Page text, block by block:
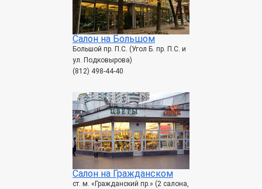
Салон на Большом
Большой пр. П.С. (Угол Б. пр. П.С. и
ул. Подковырова)
(812) 498-44-40
Салон на Гражданском
ст. м. «Гражданский пр.» (2 салона,